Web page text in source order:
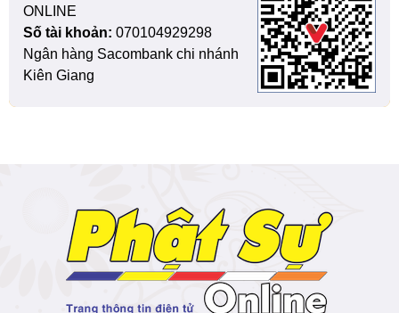
ONLINE
Số tài khoản: 070104929298
Ngân hàng Sacombank chi nhánh
Kiên Giang